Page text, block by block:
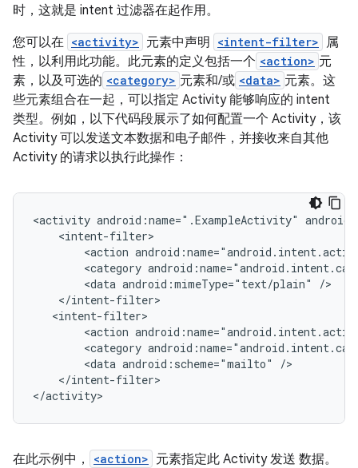
时，这就是 intent 过滤器在起作用。
您可以在 <activity> 元素中声明 <intent-filter> 属
性，以利用此功能。此元素的定义包括一个 <action> 元
素，以及可选的 <category> 元素和/或 <data> 元素。这
些元素组合在一起，可以指定 Activity 能够响应的 intent
类型。例如，以下代码段展示了如何配置一个 Activity，该
Activity 可以发送文本数据和电子邮件，并接收来自其他
Activity 的请求以执行此操作：
<activity android:name=".ExampleActivity"
<action
<category
<data android:mimeType="text/plain"
<action
<category
<data android:scheme="mailto"
</intent-filter>
在此示例中， <action> 元素指定此 Activity 发送 数据。